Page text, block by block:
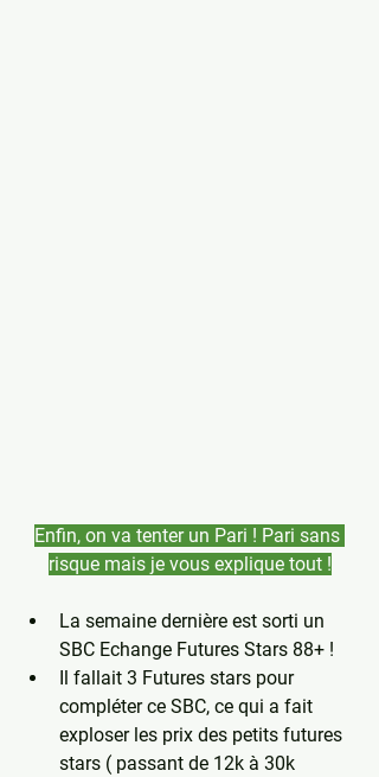
Enfin, on va tenter un Pari ! Pari sans
risque mais je vous explique tout !
La semaine dernière est sorti un
SBC Echange Futures Stars 88+ !
Il fallait 3 Futures stars pour
compléter ce SBC, ce qui a fait
exploser les prix des petits futures
stars ( passant de 12k à 30k